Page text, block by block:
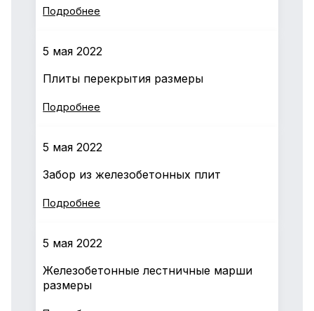
Подробнее
5 мая 2022
Плиты перекрытия размеры
Подробнее
5 мая 2022
Забор из железобетонных плит
Подробнее
5 мая 2022
Железобетонные лестничные марши
размеры